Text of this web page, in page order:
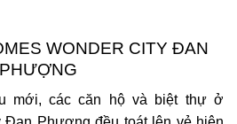
WONDER CITY ĐAN
PHƯỢNG
mới, các căn hộ và biệt thự ở